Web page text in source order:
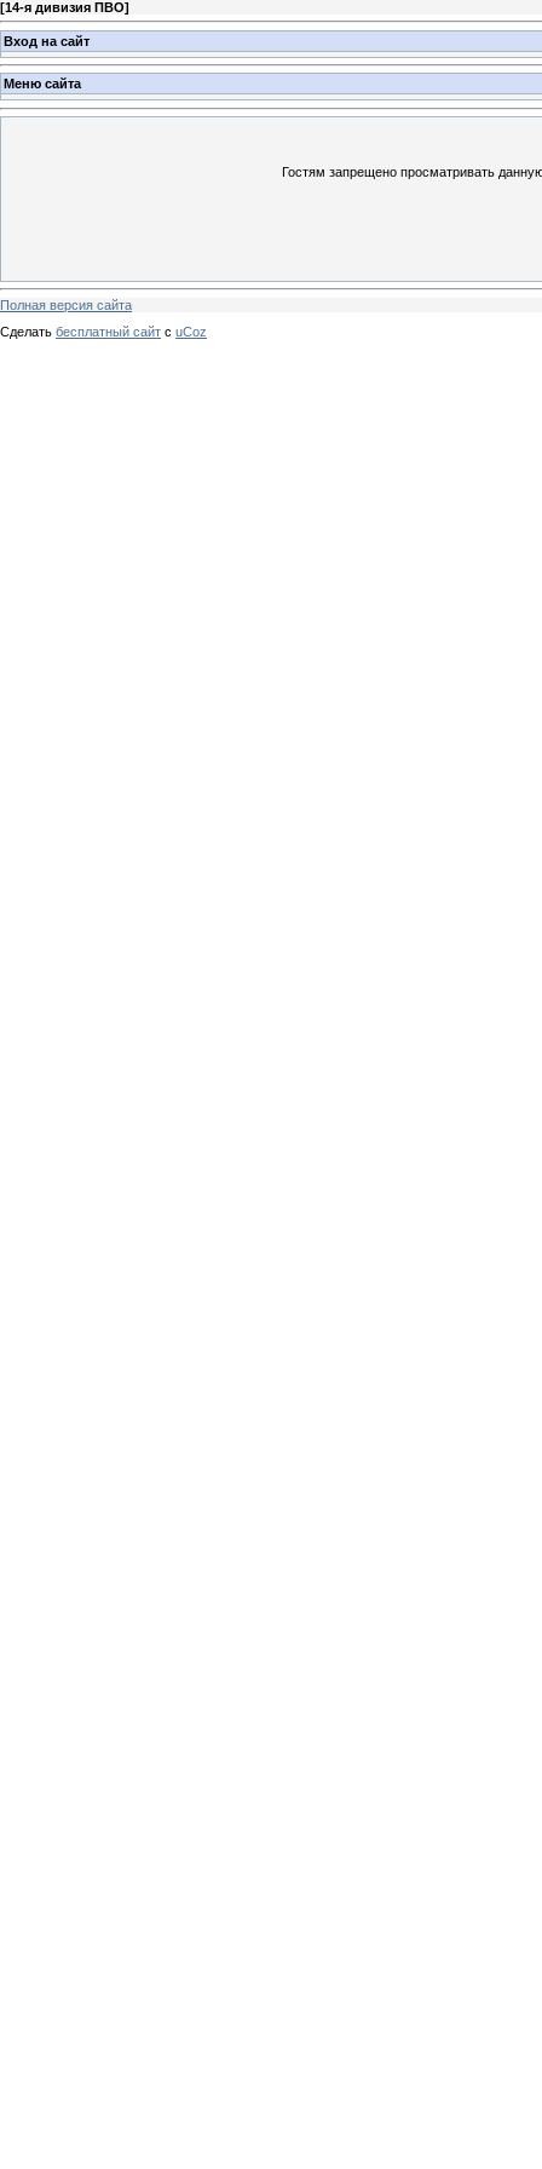
[14-я дивизия ПВО]
Вход на сайт
Меню сайта
Гостям запрещено просматривать
Полная версия сайта
Сделать бесплатный сайт с uCoz